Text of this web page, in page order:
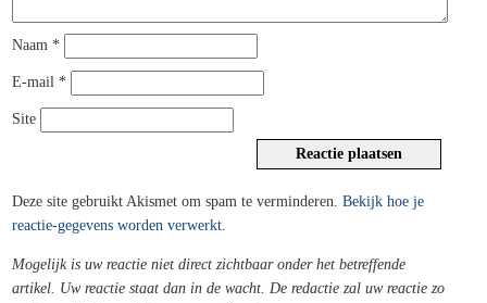
Naam*
E-mail*
Site
Deze site gebruikt Akismet om spam te verminderen.Bekijk hoe je
reactie-gegevens worden verwerkt.
Mogelijk is uw reactie niet direct zichtbaar onder het betreffende
artikel. Uw reactie staat dan in de wacht. De redactie zal uw reactie zo